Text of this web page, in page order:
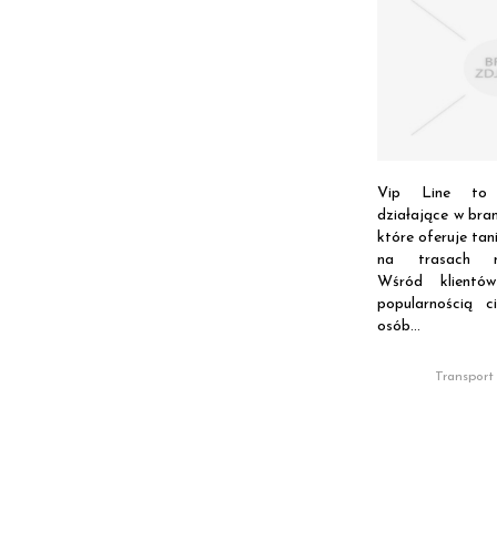
Vip Line to
działające w
które oferuje
na trasach
Wśród
popularnością
osób...
Transport